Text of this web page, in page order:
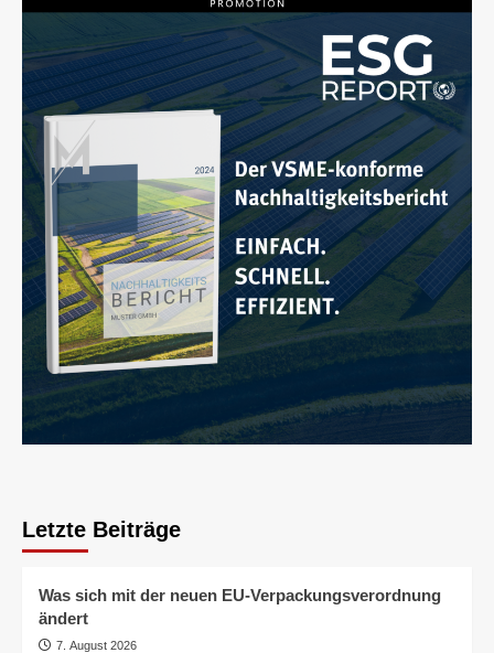
Letzte Beiträge
Was sich mit der neuen EU-Verpackungsverordnung
ändert
7. August 2026